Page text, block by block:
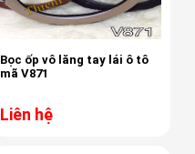
Bọc ốp vô lăng tay lái ô tô
mã V871
Liên hệ